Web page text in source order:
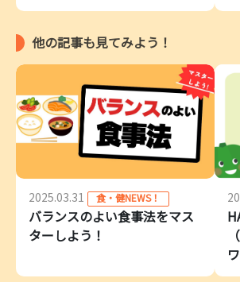
他の記事も見てみよう！
2025.03.31 食・健NEWS！
バランスのよい食事法をマス
ターしよう！